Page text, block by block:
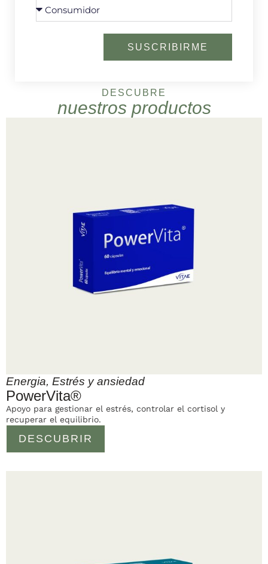
SUSCRIBIRME
DESCUBRE
nuestros productos
Energia, Estrés y ansiedad
PowerVita®
DESCUBRIR
Apoyo para gestionar el estrés, controlar el cortisol y
recuperar el equilibrio.